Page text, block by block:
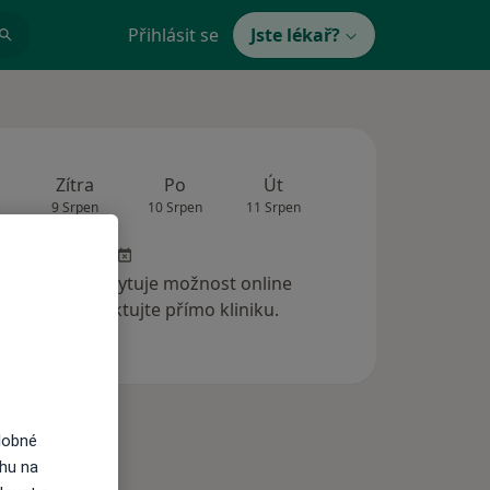
Přihlásit se Jste lékař?
Zítra
9 Srpen
Po
10 Srpen
Út
11 Srpen
klinika neposkytuje možnost online
Kontaktujte přímo kliniku.
na